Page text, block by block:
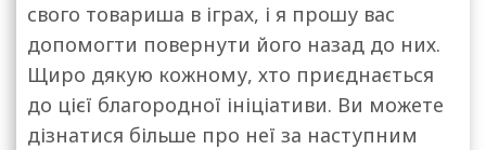
свого товариша в іграх, і я прошу вас
допомогти повернути його назад до них.
Щиро дякую кожному, хто приєднається
до цієї благородної ініціативи. Ви можете
дізнатися більше про неї за наступним